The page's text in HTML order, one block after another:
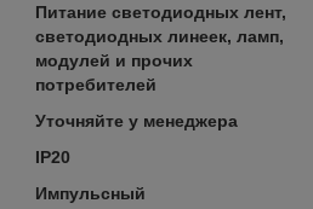
Питание светодиодных лент,
светодиодных линеек, ламп,
модулей и прочих
потребителей
Уточняйте у менеджера
IP20
Импульсный